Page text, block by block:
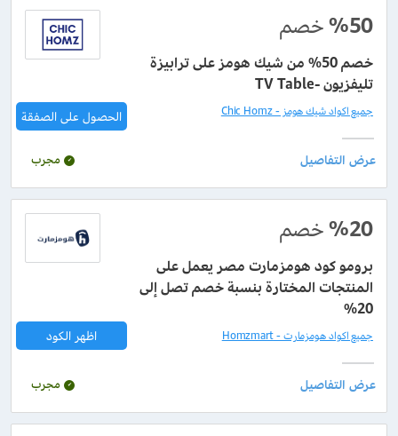
%50خصم
خصم 50% من شيك هومز على ترابيزة
تليفزيون -TV Table
الحصول على الصفقة جميع اكواد شيك هومز - Chic Homz
مجرب
%20خصم
برومو كود هومزمارت مصر يعمل على
المنتجات المختارة بنسبة خصم تصل إلى
20%
اظهر الكود جميع اكواد هومزمارت - Homzmart
مجرب